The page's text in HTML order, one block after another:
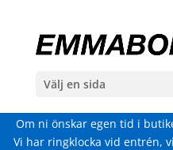
Välj en sida
Om ni önskar egen tid i
Vi har ringklocka vid entrén,